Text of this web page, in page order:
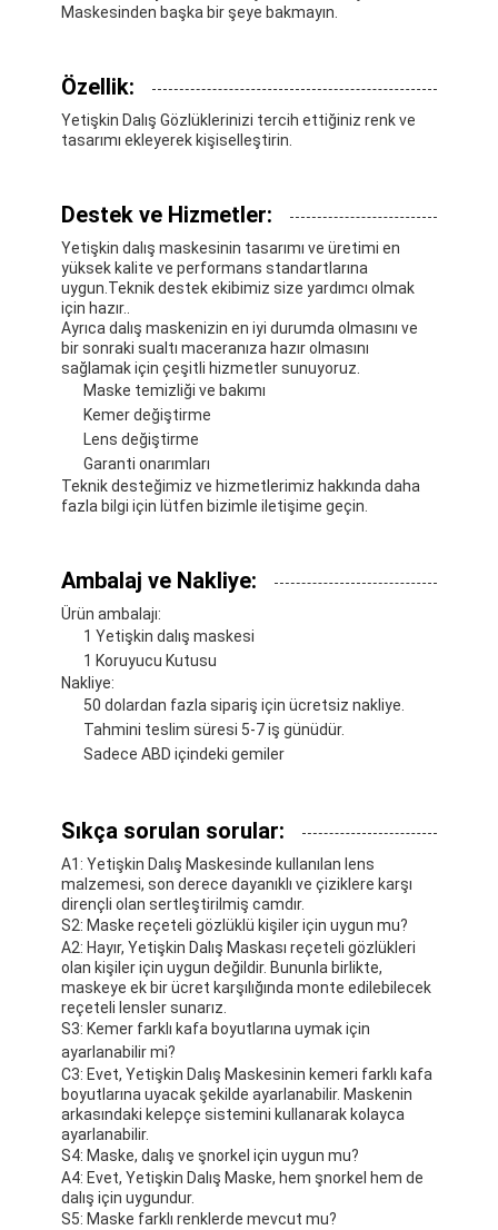
Bizim Hakkımızda
Kalite Kontrolü
Haberler
Davalar
Yetişkin Dalış Maskesi
Çocuk Dalış Kitsesi
Dalış şnorkel
Yüzen yüzme kanatları
Dalış Aksesuarları
Maskesinden başka bir şeye bakmayın.
Özellik:
Yetişkin Dalış Gözlüklerinizi tercih ettiğiniz renk ve
tasarımı ekleyerek kişiselleştirin.
Destek ve Hizmetler:
Yetişkin dalış maskesinin tasarımı ve üretimi en
yüksek kalite ve performans standartlarına
uygun.Teknik destek ekibimiz size yardımcı olmak
için hazır..
Ayrıca dalış maskenizin en iyi durumda olmasını ve
bir sonraki sualtı maceranıza hazır olmasını
sağlamak için çeşitli hizmetler sunuyoruz.
Maske temizliği ve bakımı
Kemer değiştirme
Lens değiştirme
Garanti onarımları
Teknik desteğimiz ve hizmetlerimiz hakkında daha
fazla bilgi için lütfen bizimle iletişime geçin.
Ambalaj ve Nakliye:
Ürün ambalajı:
1 Yetişkin dalış maskesi
1 Koruyucu Kutusu
Nakliye:
50 dolardan fazla sipariş için ücretsiz nakliye.
Tahmini teslim süresi 5-7 iş günüdür.
Sadece ABD içindeki gemiler
Sıkça sorulan sorular:
A1: Yetişkin Dalış Maskesinde kullanılan lens
malzemesi, son derece dayanıklı ve çiziklere karşı
dirençli olan sertleştirilmiş camdır.
S2: Maske reçeteli gözlüklü kişiler için uygun mu?
A2: Hayır, Yetişkin Dalış Maskası reçeteli gözlükleri
olan kişiler için uygun değildir. Bununla birlikte,
maskeye ek bir ücret karşılığında monte edilebilecek
reçeteli lensler sunarız.
S3: Kemer farklı kafa boyutlarına uymak için
ayarlanabilir mi?
C3: Evet, Yetişkin Dalış Maskesinin kemeri farklı kafa
boyutlarına uyacak şekilde ayarlanabilir. Maskenin
arkasındaki kelepçe sistemini kullanarak kolayca
ayarlanabilir.
S4: Maske, dalış ve şnorkel için uygun mu?
A4: Evet, Yetişkin Dalış Maske, hem şnorkel hem de
dalış için uygundur.
S5: Maske farklı renklerde mevcut mu?